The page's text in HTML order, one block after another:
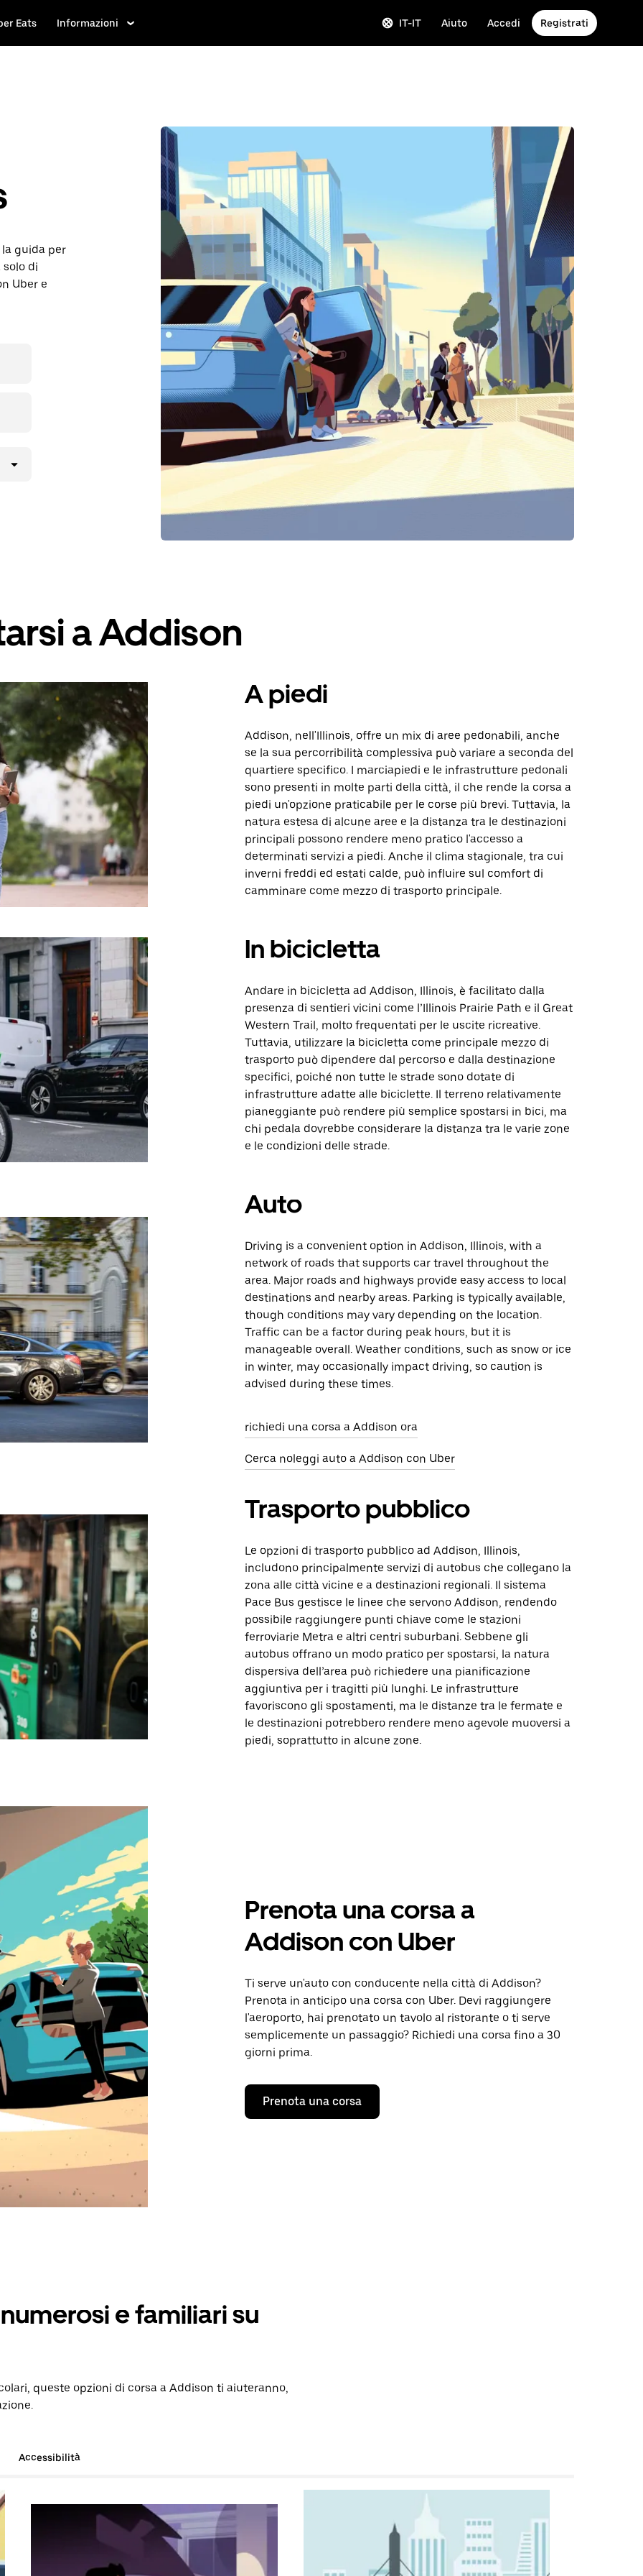
Eats Informazioni IT-IT Aiuto Accedi Registrati
guida per
di
Uber e
a Addison
A piedi
Addison, nell'Illinois, offre un mix di aree pedonabili, anche
se la sua percorribilità complessiva può variare a seconda del
quartiere specifico. I marciapiedi e le infrastrutture pedonali
sono presenti in molte parti della città, il che rende la corsa a
piedi un'opzione praticabile per le corse più brevi. Tuttavia, la
natura estesa di alcune aree e la distanza tra le destinazioni
principali possono rendere meno pratico l'accesso a
determinati servizi a piedi. Anche il clima stagionale, tra cui
inverni freddi ed estati calde, può influire sul comfort di
camminare come mezzo di trasporto principale.
In bicicletta
Andare in bicicletta ad Addison, Illinois, è facilitato dalla
presenza di sentieri vicini come l’Illinois Prairie Path e il Great
Western Trail, molto frequentati per le uscite ricreative.
Tuttavia, utilizzare la bicicletta come principale mezzo di
trasporto può dipendere dal percorso e dalla destinazione
specifici, poiché non tutte le strade sono dotate di
infrastrutture adatte alle biciclette. Il terreno relativamente
pianeggiante può rendere più semplice spostarsi in bici, ma
chi pedala dovrebbe considerare la distanza tra le varie zone
e le condizioni delle strade.
Auto
Driving is a convenient option in Addison, Illinois, with a
network of roads that supports car travel throughout the
area. Major roads and highways provide easy access to local
destinations and nearby areas. Parking is typically available,
though conditions may vary depending on the location.
Traffic can be a factor during peak hours, but it is
manageable overall. Weather conditions, such as snow or ice
in winter, may occasionally impact driving, so caution is
advised during these times.
richiedi una corsa a Addison ora
Cerca noleggi auto a Addison con Uber
Trasporto pubblico
Le opzioni di trasporto pubblico ad Addison, Illinois,
includono principalmente servizi di autobus che collegano la
zona alle città vicine e a destinazioni regionali. Il sistema
Pace Bus gestisce le linee che servono Addison, rendendo
possibile raggiungere punti chiave come le stazioni
ferroviarie Metra e altri centri suburbani. Sebbene gli
autobus offrano un modo pratico per spostarsi, la natura
dispersiva dell’area può richiedere una pianificazione
aggiuntiva per i tragitti più lunghi. Le infrastrutture
favoriscono gli spostamenti, ma le distanze tra le fermate e
le destinazioni potrebbero rendere meno agevole muoversi a
piedi, soprattutto in alcune zone.
Prenota una corsa a
Addison con Uber
Ti serve un'auto con conducente nella città di Addison?
Prenota in anticipo una corsa con Uber. Devi raggiungere
l'aeroporto, hai prenotato un tavolo al ristorante o ti serve
semplicemente un passaggio? Richiedi una corsa fino a 30
giorni prima.
Prenota una corsa
e familiari su
queste opzioni di corsa a Addison ti aiuteranno,
Accessibilità